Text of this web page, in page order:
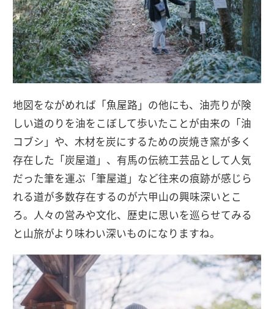
地図をながめれば「魚屋路」の他にも、油売りが険
しい道のりを油をこぼして歩いたことが由来の「油
コブシ」や、木材を炭にするための炭焼き窯が多く
存在した「炭屋道」、有馬の伝統工芸品として人気
だった筆を運ぶ「筆屋道」など往来の痕跡が感じら
れる道が多数存在するのが六甲山の興味深いとこ
ろ。人々の営みや文化、歴史に思いを巡らせてみる
と山旅がより味わい深いものになりますね。